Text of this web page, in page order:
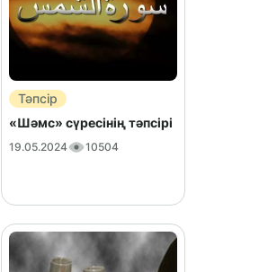
Тәпсір
«Шәмс» сүресінің тәпсірі
19.05.2024 10504